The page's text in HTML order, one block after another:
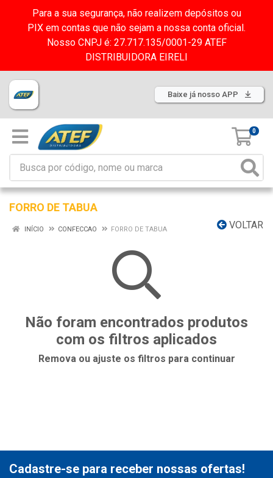
Para a sua segurança, não realizem depósitos ou
PIX em contas que não sejam a nossa conta oficial.
Nosso CNPJ é: 27.717.135/0001-29 ATEF
DISTRIBUIDORA EIRELI
Baixe já nosso APP
0
FORRO DE TABUA
VOLTAR
INÍCIO CONFECCAO FORRO DE TABUA
Não foram encontrados produtos
com os filtros aplicados
Remova ou ajuste os filtros para continuar
Cadastre-se para receber nossas ofertas!